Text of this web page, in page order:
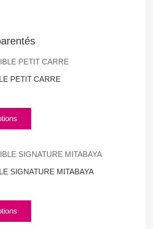
PETIT CARRE
variations.
Les
SIGNATURE MITABAYA